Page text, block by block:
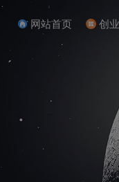
网站首页 创